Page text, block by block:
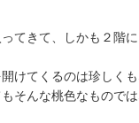
てきて、しかも２階
けてくるのは珍しく
そんな桃色なもので